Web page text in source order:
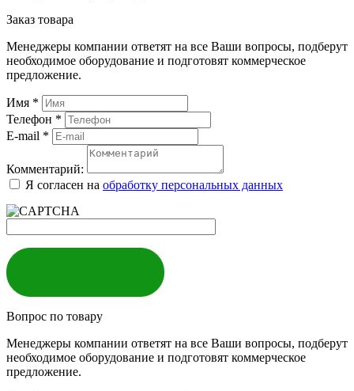
Заказ товара
Менеджеры компании ответят на все Ваши вопросы, подберут
необходимое оборудование и подготовят коммерческое
предложение.
Имя *
Телефон *
E-mail *
Комментарий:
Я согласен на обработку персональных данных
Вопрос по товару
Менеджеры компании ответят на все Ваши вопросы, подберут
необходимое оборудование и подготовят коммерческое
предложение.